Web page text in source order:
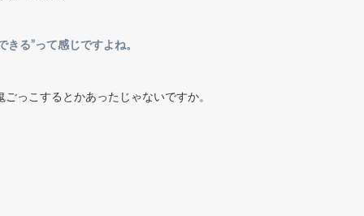
る”って感じですよね。
っこするとかあったじゃないですか。